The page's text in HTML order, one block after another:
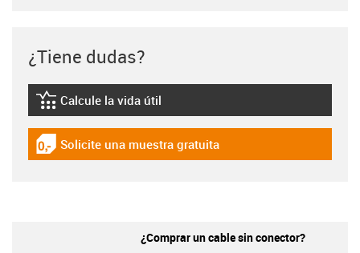
¿Tiene dudas?
igus-icon-lebensdauerrechner
Calcule la vida útil
igus-icon-gratismuster
Solicite una muestra gratuita
¿Comprar un cable sin conector?